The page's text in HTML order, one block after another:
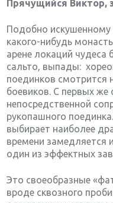
Прячущийся Виктор,
Подобно искушенному
какого-нибудь
арене локаций чудеса
сальто, выпады:
поединков смотрится
боевиков. С первых же
непосредственной
рукопашного
выбирает наиболее
времени замедляется
один из эффектных
Это своеобразные
вроде сквозного